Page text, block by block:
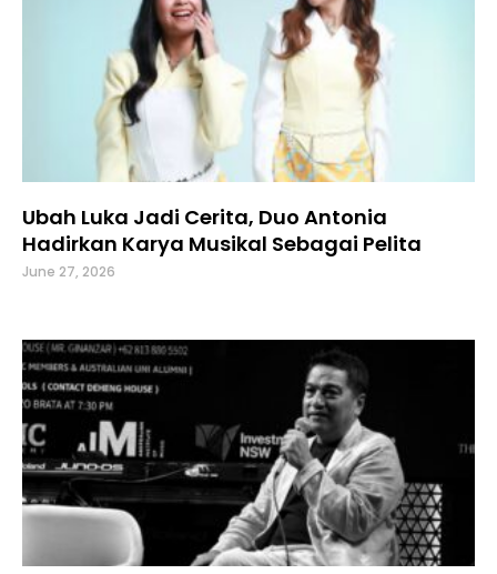
Ubah Luka Jadi Cerita, Duo Antonia
Hadirkan Karya Musikal Sebagai Pelita
June 27, 2026